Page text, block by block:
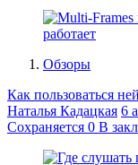
Обзоры
Как пользоваться
Наталья Кадацкая 6
Сохраняется 0 В